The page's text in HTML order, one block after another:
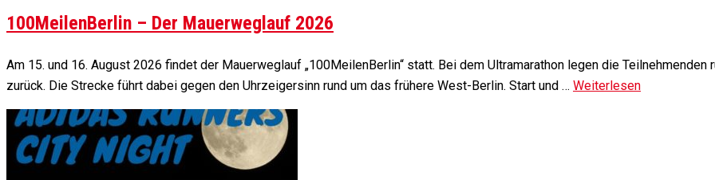
100MeilenBerlin – Der Mauerweglauf 2026
Am 15. und 16. August 2026 findet der Mauerweglauf „100MeilenBerlin“ statt. Bei dem Ultramarathon legen die
zurück. Die Strecke führt dabei gegen den Uhrzeigersinn rund um das frühere West-Berlin. Start und … Weiterlesen